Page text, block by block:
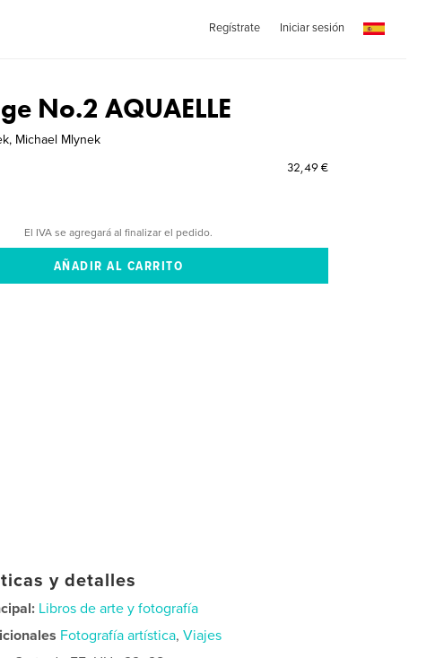
Regístrate Iniciar sesión
No.2 AQUAELLE
Michael Mlynek
32,49 €
El IVA se agregará al finalizar el pedido.
y detalles
Libros de arte y fotografía
Fotografía artística,Viajes